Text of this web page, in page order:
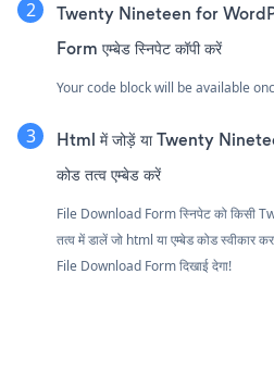
Twenty Nineteen for
Form एम्बेड स्निपेट कॉपी करें
Your code block will be available
Html में जोड़ें या Twenty
कोड तत्व एम्बेड करें
File Download Form स्निपेट को किसी
तत्व में डालें जो html या एम्बेड कोड स्वीकार
File Download Form दिखाई देगा!